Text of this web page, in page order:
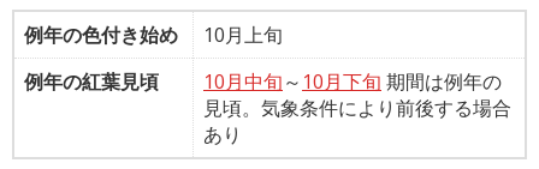
例年の色付き始め
10月上旬
例年の紅葉見頃
10月中旬～ 10月下旬 期間は例年の
見頃。気象条件により前後する場合
あり